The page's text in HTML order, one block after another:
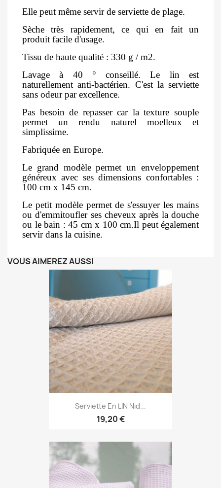
Elle peut même servir de serviette de plage.
Sèche très rapidement, ce qui en fait un
produit facile d'usage.
Tissu de haute qualité : 330 g / m2.
Lavage à 40 ° conseillé. Le lin est
naturellement anti-bactérien. C'est la serviette
sans odeur par excellence.
Pas besoin de repasser car la texture souple
permet un rendu naturel moelleux et
simplissime.
Fabriquée en Europe.
Le grand modèle permet un enveloppement
généreux avec ses dimensions confortables :
100 cm x 145 cm.
Le petit modèle permet de s'essuyer les mains
ou d'emmitoufler ses cheveux après la douche
ou le bain : 45 cm x 100 cm.Il peut également
servir dans la cuisine.
VOUS AIMEREZ AUSSI
Serviette En LIN Nid...
19,20 €